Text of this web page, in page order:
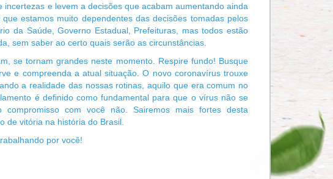
e levem a decisões que acabam aumentando ainda
que estamos muito dependentes das decisões tomadas pelos
da Saúde, Governo Estadual, Prefeituras, mas todos estão
sem saber ao certo quais serão as circunstâncias.
se tornam grandes neste momento. Respire fundo! Busque
e compreenda a atual situação. O novo coronavírus trouxe
a realidade das nossas rotinas, aquilo que era comum no
é definido como fundamental para que o vírus não se
com você não. Sairemos mais fortes desta
de vitória na história do Brasil.
por você!